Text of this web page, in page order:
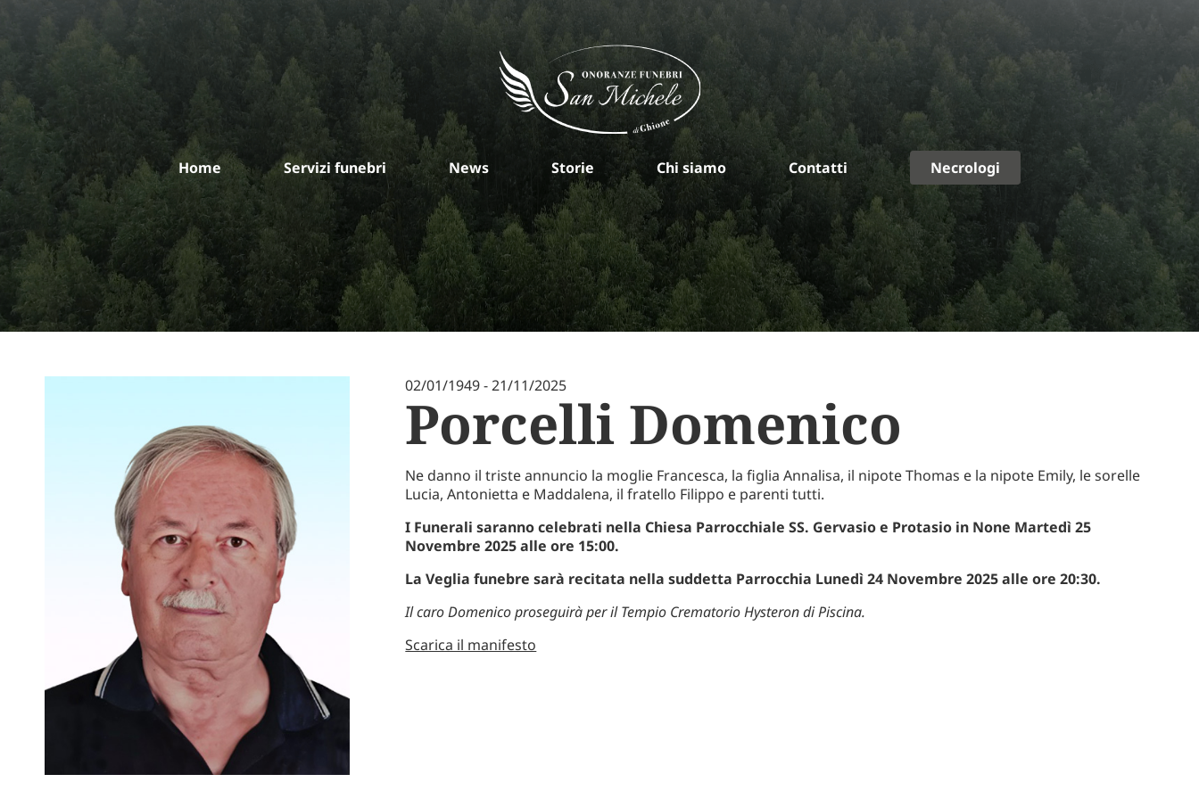
contenuto
Home Servizi funebri News Storie Chi siamo Contatti Necrologi
02/01/1949-21/11/2025
Porcelli Domenico
Ne danno il triste annuncio la moglie Francesca, la figlia Annalisa, il nipote Thomas e la nipote Emily, le sorelle
Lucia, Antonietta e Maddalena, il fratello Filippo e parenti tutti.
I Funerali saranno celebrati nella Chiesa Parrocchiale SS. Gervasio e Protasio in None Martedì 25
Novembre 2025 alle ore 15:00.
La Veglia funebre sarà recitata nella suddetta Parrocchia Lunedì 24 Novembre 2025 alle ore 20:30.
Il caro Domenico proseguirà per il Tempio Crematorio Hysteron di Piscina.
Scarica il manifesto